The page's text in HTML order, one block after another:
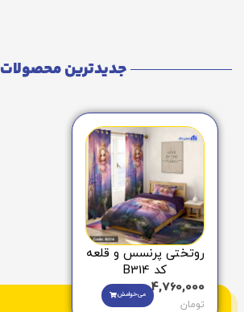
جدیدترین محصولات
روتختی پرنسس و قلعه
کد B314
4,760,000
تومان
می‌خوامش